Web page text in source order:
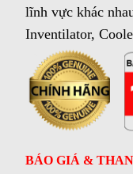
lĩnh vực khác
Inventilator,
BÁO GIÁ &